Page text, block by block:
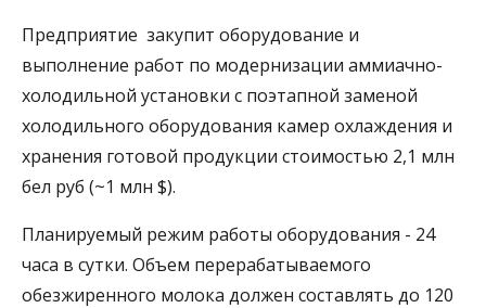
Предприятие закупит оборудование и
выполнение работ по модернизации аммиачно-
холодильной установки с поэтапной заменой
холодильного оборудования камер охлаждения и
хранения готовой продукции стоимостью 2,1 млн
бел руб (~1 млн $).
Планируемый режим работы оборудования - 24
часа в сутки. Объем перерабатываемого
обезжиренного молока должен составлять до 120